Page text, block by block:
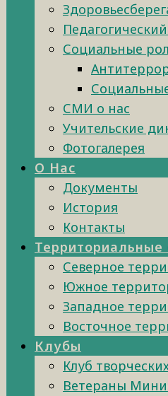
Социальные
СМИ о нас
Учительские
Фотогалерея
О Нас
Документы
История
Контакты
Территориальные
Северное
Южное
Западное
Восточное
Клубы
Клуб
Ветераны